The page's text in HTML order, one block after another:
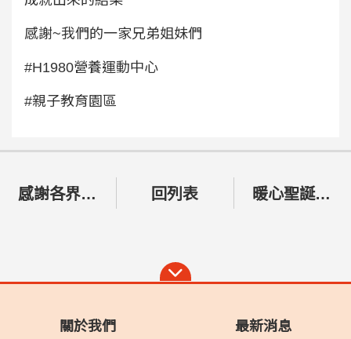
感謝~我們的一家兄弟姐妹們
#H1980營養運動中心
#親子教育園區
感謝各界朋友 熱心幫忙 回列表 暖心聖誕•浪浪派對 公益演唱會圓滿成功
關於我們 最新消息